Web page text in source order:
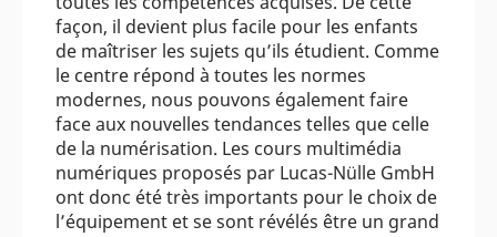
façon, il devient plus facile pour les enfants
de maîtriser les sujets qu’ils étudient. Comme
le centre répond à toutes les normes
modernes, nous pouvons également faire
face aux nouvelles tendances telles que celle
de la numérisation. Les cours multimédia
numériques proposés par Lucas-Nülle GmbH
ont donc été très importants pour le choix de
l’équipement et se sont révélés être un grand